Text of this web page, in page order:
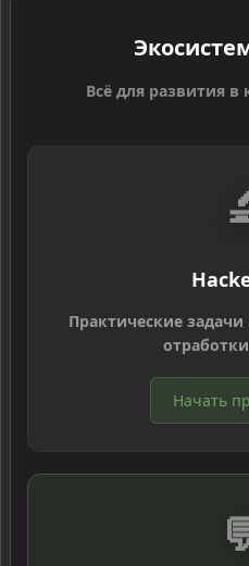
Всё для развития в
Практические
Начать